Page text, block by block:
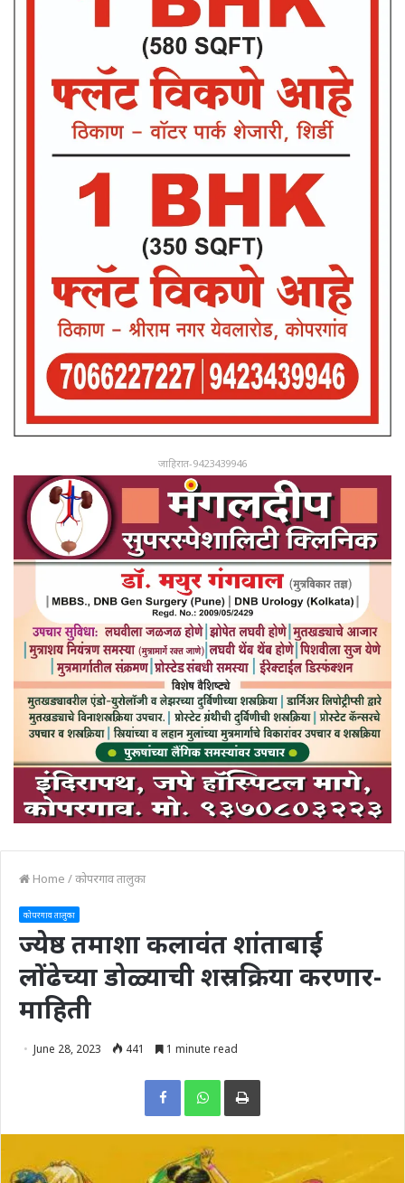
जाहिरात-9423439946
Home /कोपरगाव तालुका
कोपरगाव तालुका
ज्येष्ठ तमाशा कलावंत शांताबाई
लोंढेच्या डोळ्याची शस्रक्रिया करणार-
माहिती
June 28, 2023 441 1 minute read
Print